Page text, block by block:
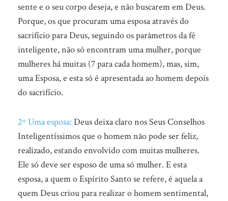
sente e o seu corpo deseja, e não buscarem em Deus.
Porque, os que procuram uma esposa através do
sacrifício para Deus, seguindo os parâmetros da fé
inteligente, não só encontram uma mulher, porque
mulheres há muitas (7 para cada homem), mas, sim,
uma Esposa, e esta só é apresentada ao homem depois
do sacrifício.
2º Uma esposa: Deus deixa claro nos Seus Conselhos
Inteligentíssimos que o homem não pode ser feliz,
realizado, estando envolvido com muitas mulheres.
Ele só deve ser esposo de uma só mulher. E esta
esposa, a quem o Espírito Santo se refere, é aquela a
quem Deus criou para realizar o homem sentimental,